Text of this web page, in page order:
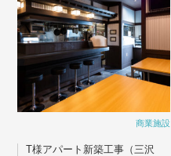
商業施設
T様アパート新築工事（三沢